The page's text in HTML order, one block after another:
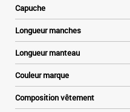
Capuche
Longueur manches
Longueur manteau
Couleur marque
Composition vêtement